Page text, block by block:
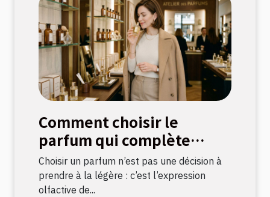
Comment choisir le
parfum qui complète
votre style ?
Choisir un parfum n’est pas une décision à
prendre à la légère : c’est l’expression
olfactive de...